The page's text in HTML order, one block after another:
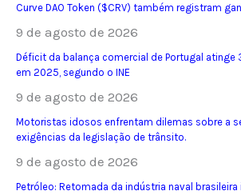
Curve DAO Token ($CRV) também registram
9 de agosto de 2026
Déficit da balança comercial de Portugal atinge
em 2025, segundo o INE
9 de agosto de 2026
Motoristas idosos enfrentam dilemas sobre a
exigências da legislação de trânsito.
9 de agosto de 2026
Petróleo: Retomada da indústria naval